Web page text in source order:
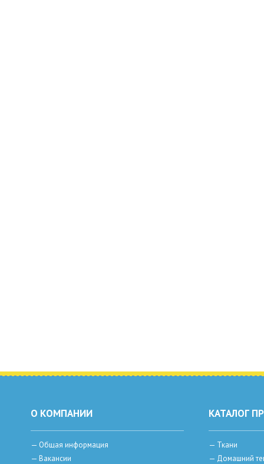
О КОМПАНИИ
— Общая информация
— Вакансии
КАТАЛОГ
— Ткани
— Домашний